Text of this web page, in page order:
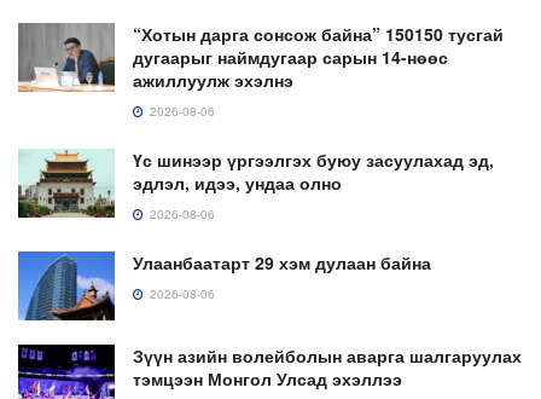
“Хотын дарга сонсож байна” 150150 тусгай
дугаарыг наймдугаар сарын 14-нөөс
ажиллуулж эхэлнэ
2026-08-06
Үс шинээр үргээлгэх буюу засуулахад эд,
эдлэл, идээ, ундаа олно
2026-08-06
Улаанбаатарт 29 хэм дулаан байна
2026-08-06
Зүүн азийн волейболын аварга шалгаруулах
тэмцээн Монгол Улсад эхэллээ